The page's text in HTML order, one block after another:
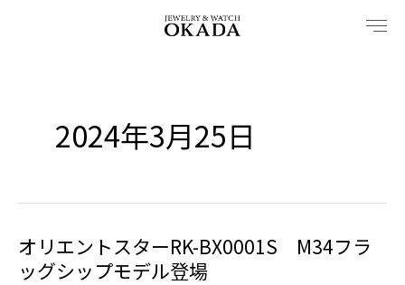
2024年3月25日
オリエントスターRK-BX0001S M34フラ
ッグシップモデル登場
オ
リ